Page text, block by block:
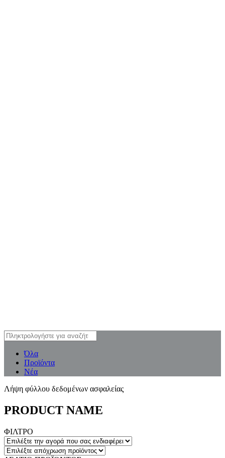
Όλα
Προϊόντα
Νέα
Λήψη φύλλου δεδομένων ασφαλείας
PRODUCT NAME
ΦΙΛΤΡΟ